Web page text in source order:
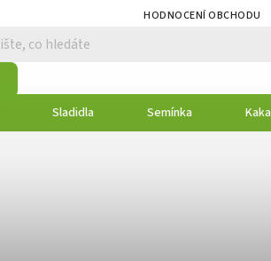
HODNOCENÍ OBCHODU
Sladidla Semínka